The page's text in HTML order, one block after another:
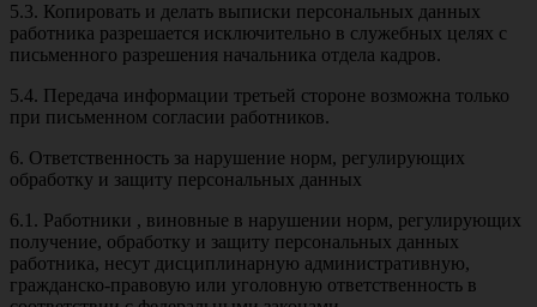
5.3. Копировать и делать выписки персональных данных
работника разрешается исключительно в служебных целях с
письменного разрешения начальника отдела кадров.
5.4. Передача информации третьей стороне возможна только
при письменном согласии работников.
6. Ответственность за нарушение норм, регулирующих
обработку и защиту персональных данных
6.1. Работники , виновные в нарушении норм, регулирующих
получение, обработку и защиту персональных данных
работника, несут дисциплинарную административную,
гражданско-правовую или уголовную ответственность в